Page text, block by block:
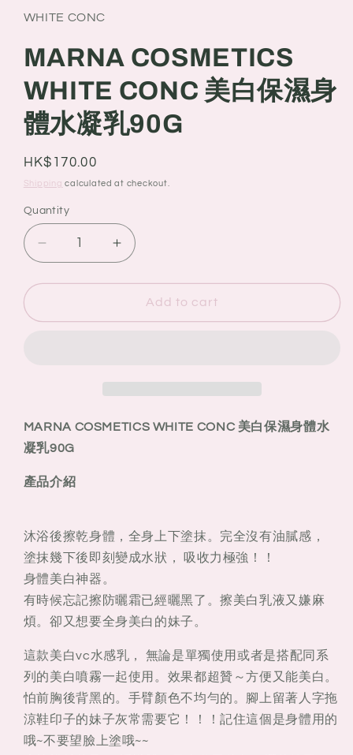
in
modal
WHITE CONC
MARNA COSMETICS
WHITE CONC 美白保濕身
體水凝乳90G
Regular
price
HK$170.00
Shipping calculated at checkout.
Quantity
Quantity
Decrease
quantity
for
COSMETICS
濕
身
體
乳
90G
Increase
quantity
for
MARNA
COSMETICS
白
濕
乳
90G
Add to cart
MARNA COSMETICS WHITE CONC 美白保濕身體水
凝乳90G
產品介紹
沐浴後擦乾身體，全身上下塗抹。完全沒有油膩感，
塗抹幾下後即刻變成水狀， 吸收力極強！！
身體美白神器。
有時候忘記擦防曬霜已經曬黑了。擦美白乳液又嫌麻
煩。卻又想要全身美白的妹子。
這款美白vc水感乳， 無論是單獨使用或者是搭配同系
列的美白噴霧一起使用。效果都超贊～方便又能美白。
怕前胸後背黑的。手臂顏色不均勻的。腳上留著人字拖
涼鞋印子的妹子灰常需要它！！！記住這個是身體用的
哦~不要望臉上塗哦~~